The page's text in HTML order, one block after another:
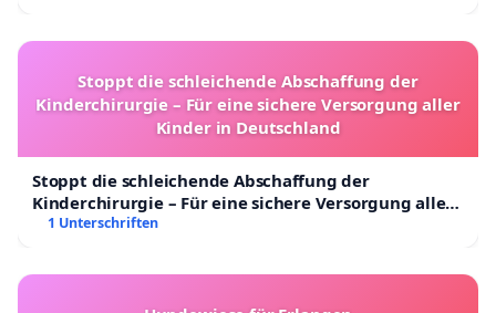
Stoppt die schleichende Abschaffung der
Kinderchirurgie – Für eine sichere Versorgung aller
Kinder in Deutschland
Stoppt die schleichende Abschaffung der
Kinderchirurgie – Für eine sichere Versorgung aller
Kinder in Deutschland
1 Unterschriften